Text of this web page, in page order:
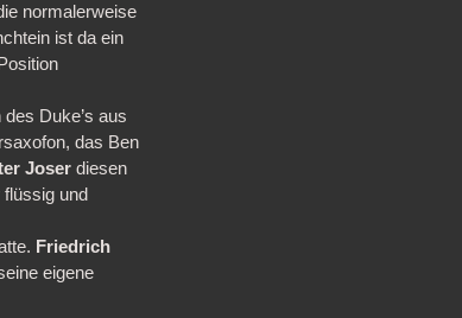
normalerweise
ist da ein
Duke’s aus
das Ben
Joser diesen
und
Friedrich
eigene